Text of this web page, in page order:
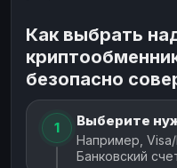
Как выбрать
безопасно
1 Выберите
Например,
Банковский